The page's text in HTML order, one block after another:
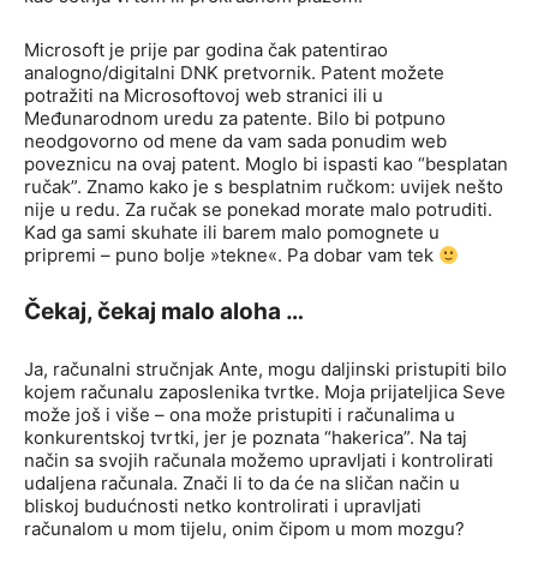
Microsoft je prije par godina čak patentirao
analogno/digitalni DNK pretvornik. Patent možete
potražiti na Microsoftovoj web stranici ili u
Međunarodnom uredu za patente. Bilo bi potpuno
neodgovorno od mene da vam sada ponudim web
poveznicu na ovaj patent. Moglo bi ispasti kao “besplatan
ručak”. Znamo kako je s besplatnim ručkom: uvijek nešto
nije u redu. Za ručak se ponekad morate malo potruditi.
Kad ga sami skuhate ili barem malo pomognete u
pripremi – puno bolje »tekne«. Pa dobar vam tek
Čekaj, čekaj malo aloha …
Ja, računalni stručnjak Ante, mogu daljinski pristupiti bilo
kojem računalu zaposlenika tvrtke. Moja prijateljica Seve
može još i više – ona može pristupiti i računalima u
konkurentskoj tvrtki, jer je poznata “hakerica”. Na taj
način sa svojih računala možemo upravljati i kontrolirati
udaljena računala. Znači li to da će na sličan način u
bliskoj budućnosti netko kontrolirati i upravljati
računalom u mom tijelu, onim čipom u mom mozgu?